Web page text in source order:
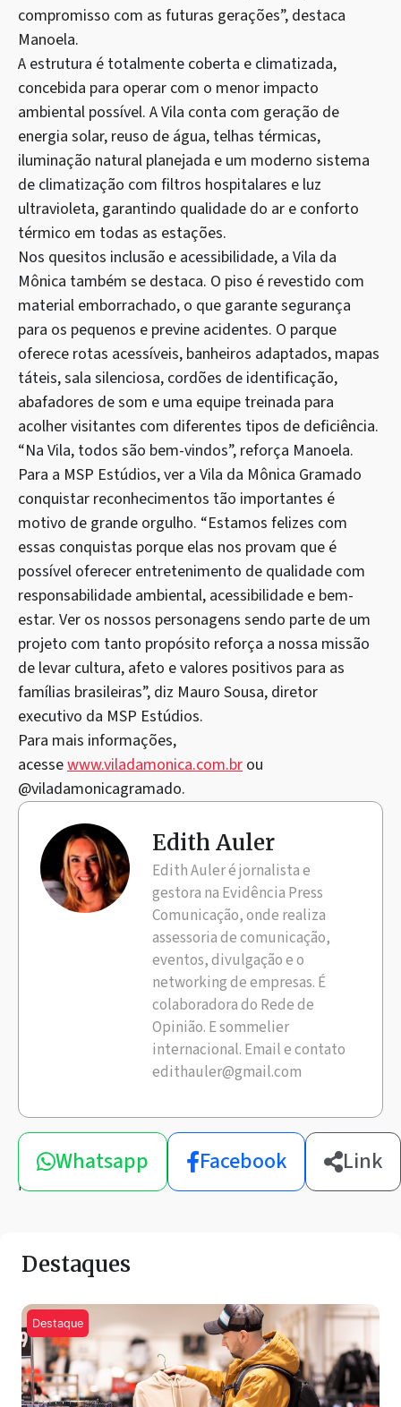
compromisso com as futuras gerações”, destaca
Manoela.
A estrutura é totalmente coberta e climatizada,
concebida para operar com o menor impacto
ambiental possível. A Vila conta com geração de
energia solar, reuso de água, telhas térmicas,
iluminação natural planejada e um moderno sistema
de climatização com filtros hospitalares e luz
ultravioleta, garantindo qualidade do ar e conforto
térmico em todas as estações.
Nos quesitos inclusão e acessibilidade, a Vila da
Mônica também se destaca. O piso é revestido com
material emborrachado, o que garante segurança
para os pequenos e previne acidentes. O parque
oferece rotas acessíveis, banheiros adaptados, mapas
táteis, sala silenciosa, cordões de identificação,
abafadores de som e uma equipe treinada para
acolher visitantes com diferentes tipos de deficiência.
“Na Vila, todos são bem-vindos”, reforça Manoela.
Para a MSP Estúdios, ver a Vila da Mônica Gramado
conquistar reconhecimentos tão importantes é
motivo de grande orgulho. “Estamos felizes com
essas conquistas porque elas nos provam que é
possível oferecer entretenimento de qualidade com
responsabilidade ambiental, acessibilidade e bem-
estar. Ver os nossos personagens sendo parte de um
projeto com tanto propósito reforça a nossa missão
de levar cultura, afeto e valores positivos para as
famílias brasileiras”, diz Mauro Sousa, diretor
executivo da MSP Estúdios.
Para mais informações,
acessewww.viladamonica.com.br ou
@viladamonicagramado.
Edith Auler
Edith Auler é jornalista e
gestora na Evidência Press
Comunicação, onde realiza
assessoria de comunicação,
eventos, divulgação e o
networking de empresas. É
colaboradora do Rede de
Opinião. E sommelier
internacional. Email e contato
edithauler@gmail.com
Compartilhe
esta
notícia
Whatsapp Facebook Link
Destaques